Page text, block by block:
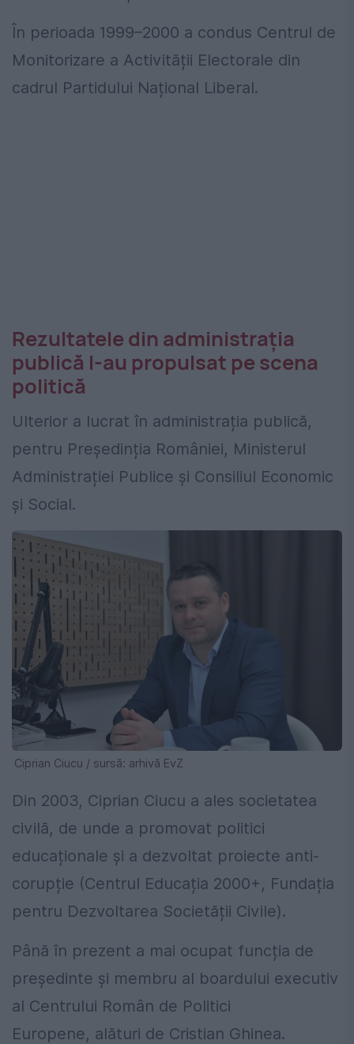
În perioada 1999–2000 a condus Centrul de
Monitorizare a Activității Electorale din
cadrul Partidului Național Liberal.
Rezultatele din administrația
publică l-au propulsat pe scena
politică
Ulterior a lucrat în administrația publică,
pentru Președinția României, Ministerul
Administrației Publice și Consiliul Economic
și Social.
Ciprian Ciucu / sursă: arhivă EvZ
Din 2003, Ciprian Ciucu a ales societatea
civilă, de unde a promovat politici
educaționale și a dezvoltat proiecte anti-
corupție (Centrul Educația 2000+, Fundația
pentru Dezvoltarea Societății Civile).
Până în prezent a mai ocupat funcția de
președinte și membru al boardului executiv
al Centrului Român de Politici
Europene, alături de Cristian Ghinea.